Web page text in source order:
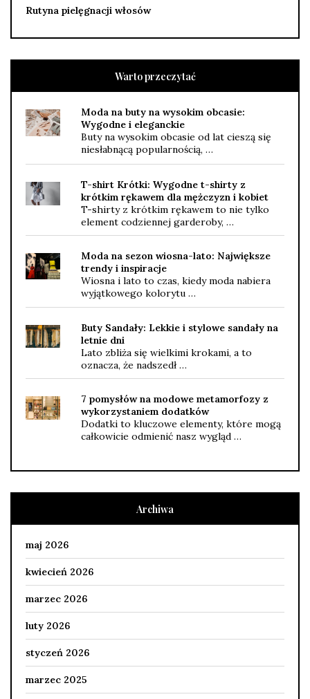
Rutyna pielęgnacji włosów
Warto przeczytać
Moda na buty na wysokim obcasie:
Wygodne i eleganckie
Buty na wysokim obcasie od lat cieszą się
niesłabnącą popularnością, …
T-shirt Krótki: Wygodne t-shirty z
krótkim rękawem dla mężczyzn i kobiet
T-shirty z krótkim rękawem to nie tylko
element codziennej garderoby, …
Moda na sezon wiosna-lato: Największe
trendy i inspiracje
Wiosna i lato to czas, kiedy moda nabiera
wyjątkowego kolorytu …
Buty Sandały: Lekkie i stylowe sandały na
letnie dni
Lato zbliża się wielkimi krokami, a to
oznacza, że nadszedł …
7 pomysłów na modowe metamorfozy z
wykorzystaniem dodatków
Dodatki to kluczowe elementy, które mogą
całkowicie odmienić nasz wygląd …
Archiwa
maj 2026
kwiecień 2026
marzec 2026
luty 2026
styczeń 2026
marzec 2025